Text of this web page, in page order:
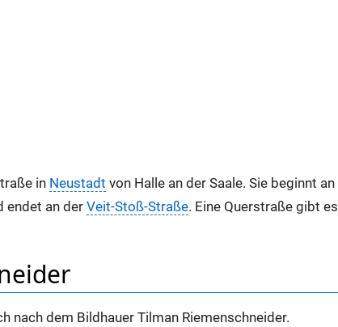
in Neustadt von Halle an der Saale. Sie beginnt an
endet an der Veit-Stoß-Straße. Eine Querstraße gibt es
nach dem Bildhauer Tilman Riemenschneider.